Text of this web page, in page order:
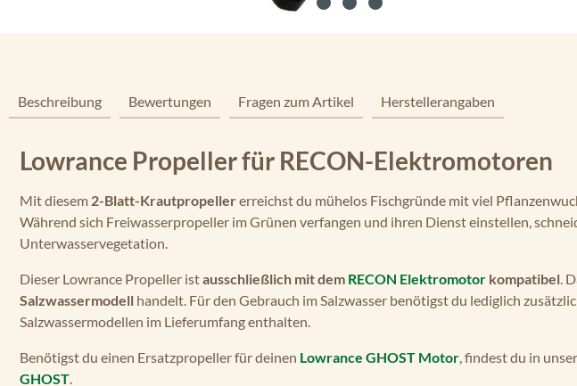
Beschreibung Bewertungen Fragen zum Artikel Herstellerangaben
Lowrance Propeller für RECON-Elektromotoren
Mit diesem 2-Blatt-Krautpropellererreichst du mühelos Fischgründe mit viel
Während sich Freiwasserpropeller im Grünen verfangen und ihren Dienst einstellen,
Unterwasservegetation.
Dieser Lowrance Propeller istausschließlich mit dem RECON Elektromotor kompatibel.
Salzwassermodell handelt. Für den Gebrauch im Salzwasser benötigst du lediglich
Salzwassermodellen im Lieferumfang enthalten.
Benötigst du einen Ersatzpropeller für deinen Lowrance GHOST Motor, findest du in
GHOST.